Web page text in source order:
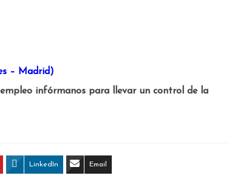
– Madrid)
infórmanos para llevar un control de la
LinkedIn Email